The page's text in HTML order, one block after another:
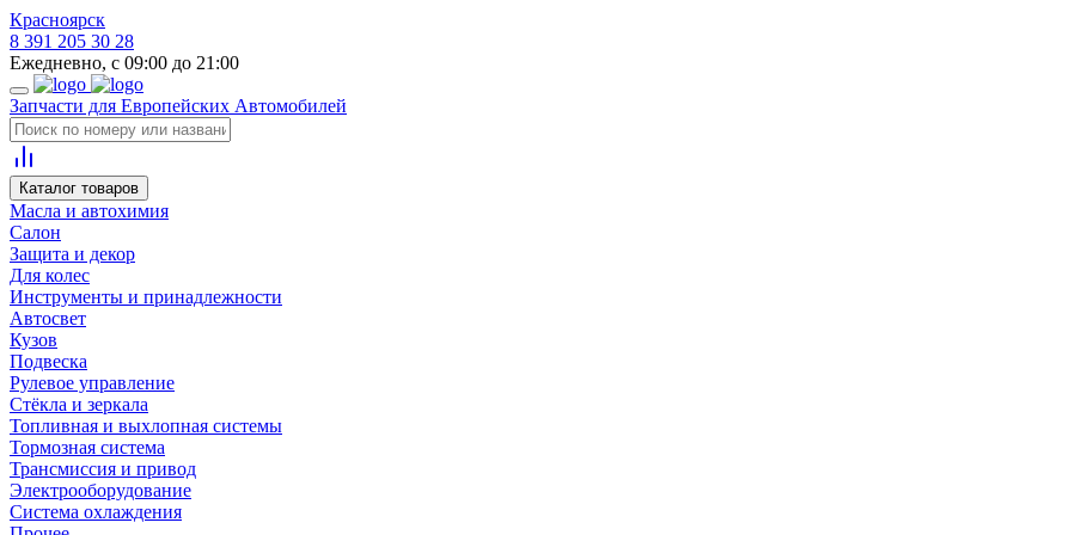
Красноярск
8 391 205 30 28
Ежедневно, с 09:00 до 21:00
Запчасти для Европейских Автомобилей
Каталог товаров
Масла и автохимия
Салон
Защита и декор
Для колес
Инструменты и принадлежности
Автосвет
Кузов
Подвеска
Рулевое управление
Стёкла и зеркала
Топливная и выхлопная системы
Тормозная система
Трансмиссия и привод
Электрооборудование
Система охлаждения